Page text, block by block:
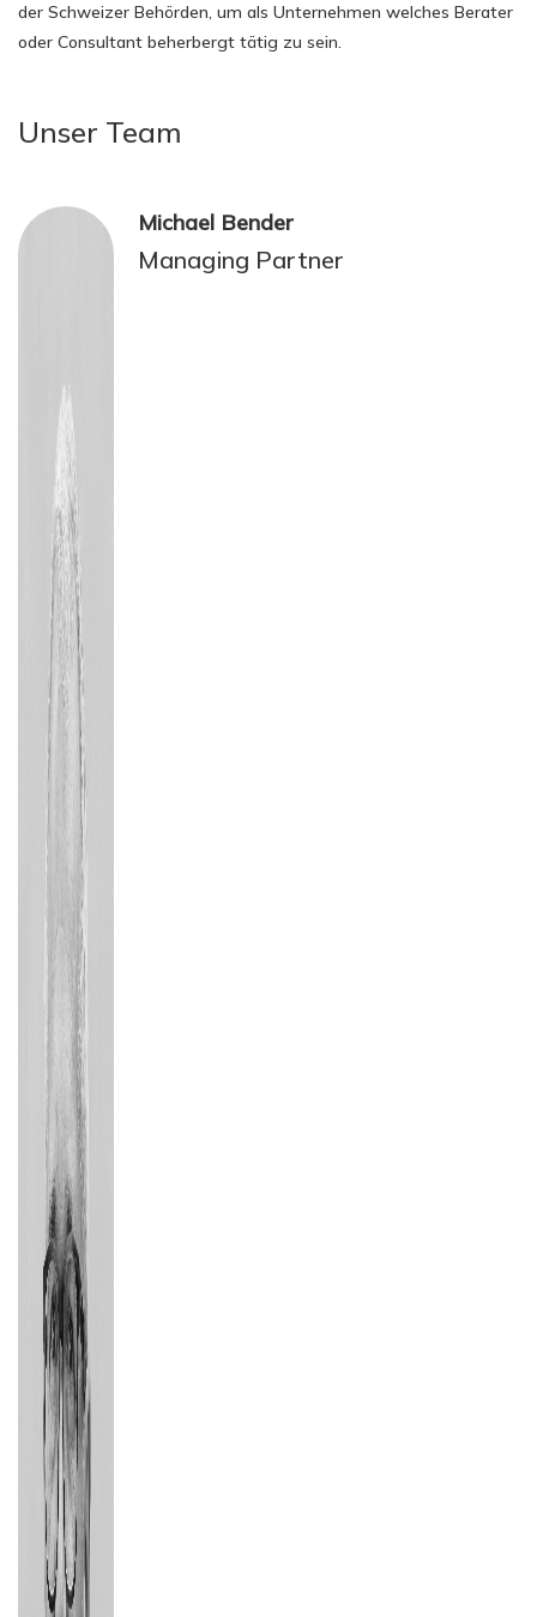
der Schweizer Behörden, um als Unternehmen welches Berater
oder Consultant beherbergt tätig zu sein.
Unser Team
Michael Bender
Managing Partner